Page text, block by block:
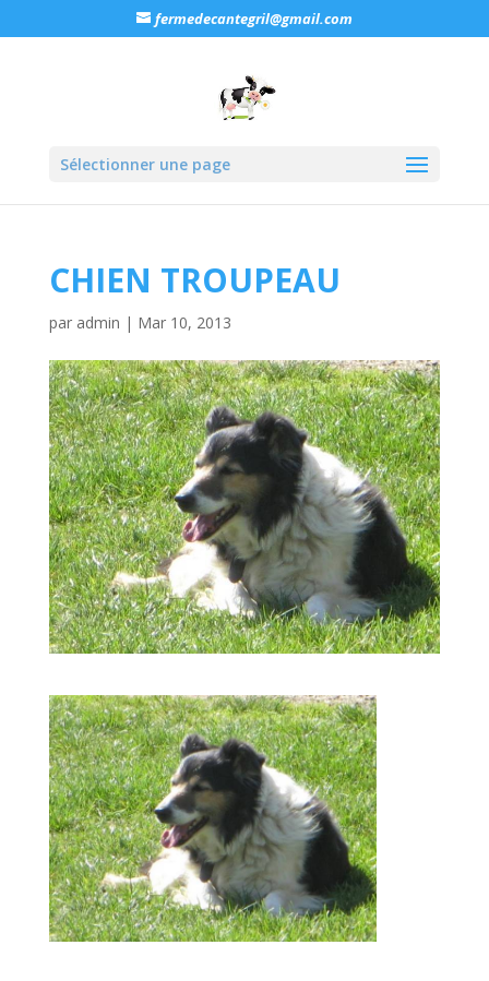
fermedecantegril@gmail.com
Sélectionner une page
CHIEN TROUPEAU
par admin | Mar 10, 2013